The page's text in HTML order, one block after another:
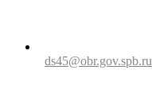
ds45@obr.gov.spb.ru